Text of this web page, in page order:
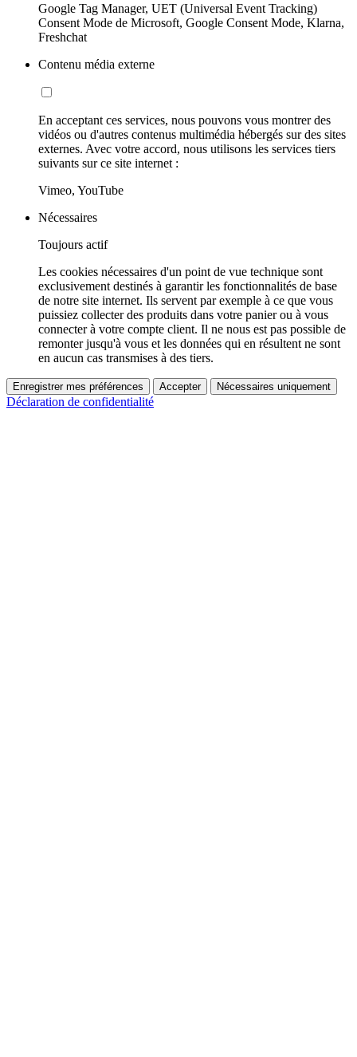
Google Tag Manager, UET (Universal Event Tracking)
Consent Mode de Microsoft, Google Consent Mode, Klarna,
Freshchat
Contenu média externe
En acceptant ces services, nous pouvons vous montrer des
vidéos ou d'autres contenus multimédia hébergés sur des sites
externes. Avec votre accord, nous utilisons les services tiers
suivants sur ce site internet :
Vimeo, YouTube
Nécessaires
Toujours actif
Les cookies nécessaires d'un point de vue technique sont
exclusivement destinés à garantir les fonctionnalités de base
de notre site internet. Ils servent par exemple à ce que vous
puissiez collecter des produits dans votre panier ou à vous
connecter à votre compte client. Il ne nous est pas possible de
remonter jusqu'à vous et les données qui en résultent ne sont
en aucun cas transmises à des tiers.
Enregistrer mes préférences Accepter Nécessaires uniquement
Déclaration de confidentialité